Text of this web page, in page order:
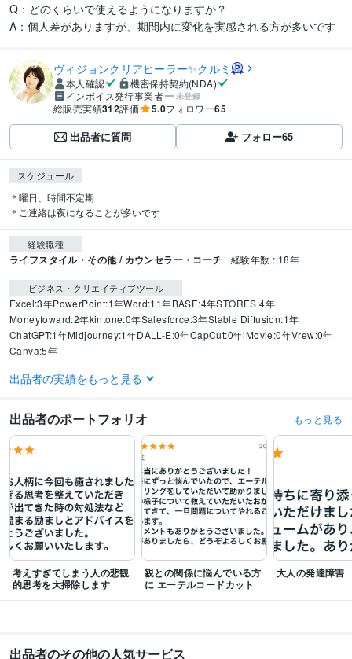
Q：どのくらいで使えるようになりますか？
A：個人差がありますが、期間内に変化を実感される方が多いです
ヴィジョンクリアヒーラー✨クルミ
本人確認
機密保持契約(NDA)
インボイス発行事業者
未登録
総販売実績312評価 5.0フォロワー65
出品者に質問 フォロー65
スケジュール
＊曜日、時間不定期
＊ご連絡は夜になることが多いです
経験職種
ライフスタイル・その他 / カウンセラー・コーチ 経験年数 : 18年
ビジネス・クリエイティブツール
Excel:3年PowerPoint:1年Word:11年BASE:4年STORES:4年
Moneyfoward:2年kintone:0年Salesforce:3年Stable Diffusion:1年
ChatGPT:1年Midjourney:1年DALL-E:0年CapCut:0年iMovie:0年Vrew:0年
Canva:5年
得意分野
ーラ拡大波動調整
ング 土地・建物の浄化
リーディング
エーテルコードカット
波動調整 思念伝達 エネルギー整体 土地の浄化
語学力
英語 日常会話レベル
出品者の実績をもっと見る
出品者のポートフォリオ もっと見る
考えすぎてしまう人の悲観
的思考を大掃除します
親との関係に悩んでいる方
に エーテルコードカット
大人の発達障害
出品者のその他の人気サービス